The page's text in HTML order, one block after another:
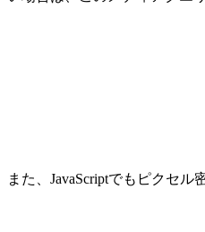
また、JavaScriptでもピクセル